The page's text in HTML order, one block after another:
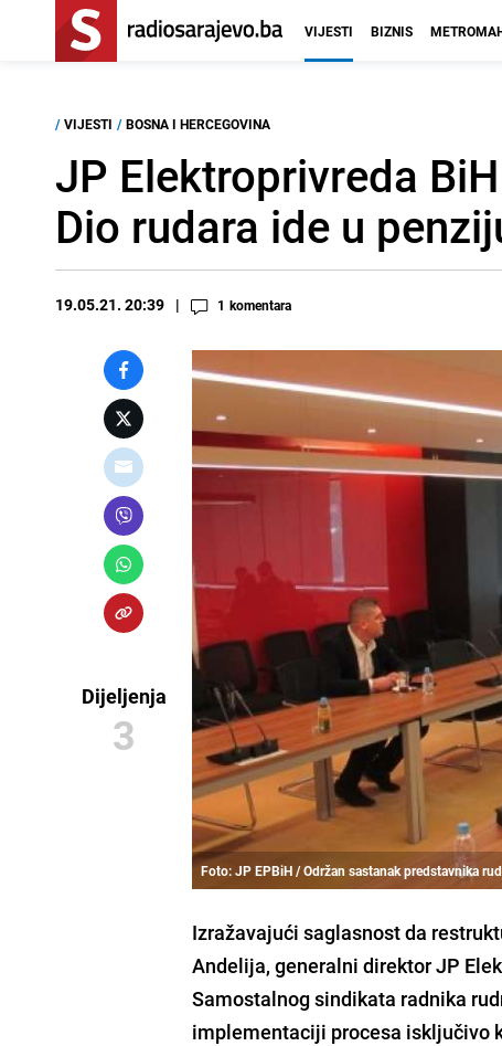
VIJESTI BIZNIS
/ VIJESTI / BOSNA I HERCEGOVINA
JP Elektroprivreda
Dio rudara ide u
19.05.21. 20:39 1 komentara
Dijeljenja
3
Foto: JP EPBiH / Održan sastanak predstavnika
Izražavajući saglasnost da
Andelija, generalni direktor JP
Samostalnog sindikata radnika
implementaciji procesa isključivo